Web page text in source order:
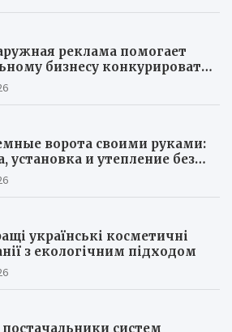
реклама помогает
бизнесу конкурировать с
сетями
ворота своими руками:
установка и утепление без
українські косметичні
з екологічним підходом
систем